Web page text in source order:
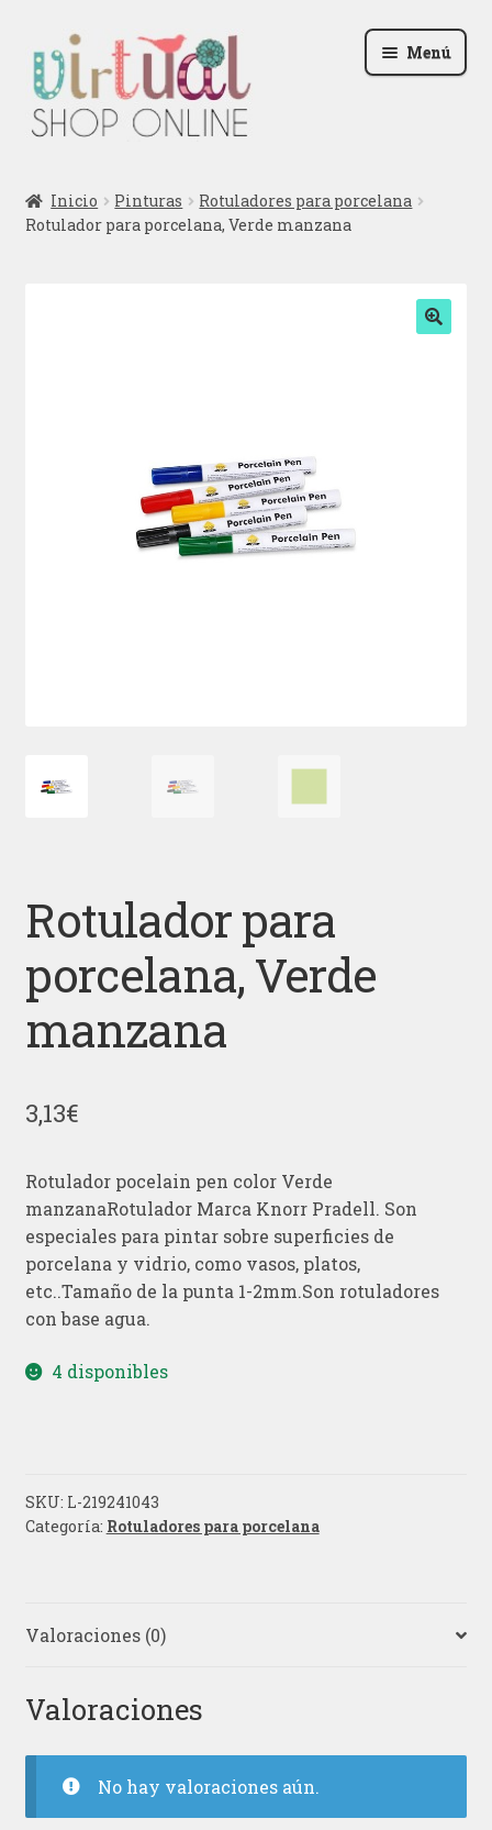
la
navegación
al
contenido
Menú
Podcast
Inicio Pinturas
Rotuladores para porcelana
Rotulador para porcelana, Verde manzana
Rotulador para
porcelana, Verde
manzana
3,13€
Rotulador pocelain pen color Verde
manzanaRotulador Marca Knorr Pradell. Son
especiales para pintar sobre superficies de
porcelana y vidrio, como vasos, platos,
etc..Tamaño de la punta 1-2mm.Son rotuladores
con base agua.
4 disponibles
SKU: L-219241043
Categoría: Rotuladores para porcelana
Valoraciones (0)
Valoraciones
No hay valoraciones aún.